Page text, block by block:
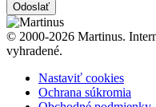
Odoslať
© 2000-2026 Martinus.
vyhradené.
Nastaviť cookies
Ochrana súkromia